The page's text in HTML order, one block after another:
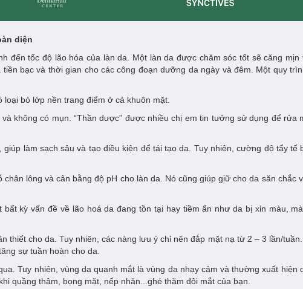
diện
đến tốc độ lão hóa của làn da. Một làn da được chăm sóc tốt sẽ căng mịn
bạc và thời gian cho các công đoạn dưỡng da ngày và đêm. Một quy
bỏ lớp nền trang điểm ở cả khuôn mặt.
không có mụn. “Thần dược” được nhiều chị em tin tưởng sử dụng để rửa
làm sạch sâu và tạo điều kiện để tái tạo da. Tuy nhiên, cường độ tẩy tế
lông và cân bằng độ pH cho làn da. Nó cũng giúp giữ cho da săn chắc
kỳ vấn đề về lão hoá da đang tồn tại hay tiềm ẩn như da bị xỉn màu,
thiết cho da. Tuy nhiên, các nàng lưu ý chỉ nên đắp mặt nạ từ 2 – 3 lần/
sự tuần hoàn cho da.
Tuy nhiên, vùng da quanh mắt là vùng da nhạy cảm và thường xuất hiện
quầng thâm, bọng mặt, nếp nhăn...ghé thăm đôi mắt của bạn.